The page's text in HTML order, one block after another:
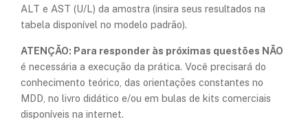
ALT e AST (U/L) da amostra (insira seus resultados na
tabela disponível no modelo padrão).
ATENÇÃO: Para responder às próximas questões NÃO
é necessária a execução da prática. Você precisará do
conhecimento teórico, das orientações constantes no
MDD, no livro didático e/ou em bulas de kits comerciais
disponíveis na internet.